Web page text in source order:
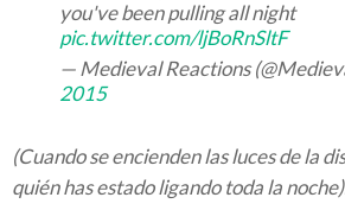
you've been pulling all night
pic.twitter.com/ljBoRnSltF
— Medieval Reactions
2015
(Cuando se encienden las luces de la
quién has estado ligando toda la